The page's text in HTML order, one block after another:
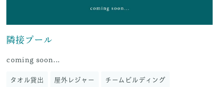
隣接プール
coming soon...
タオル貸出 屋外レジャー チームビルディング